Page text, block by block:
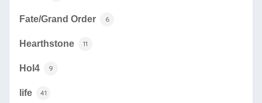
Fate/Grand Order 6
Hearthstone 11
HoI4 9
life 41